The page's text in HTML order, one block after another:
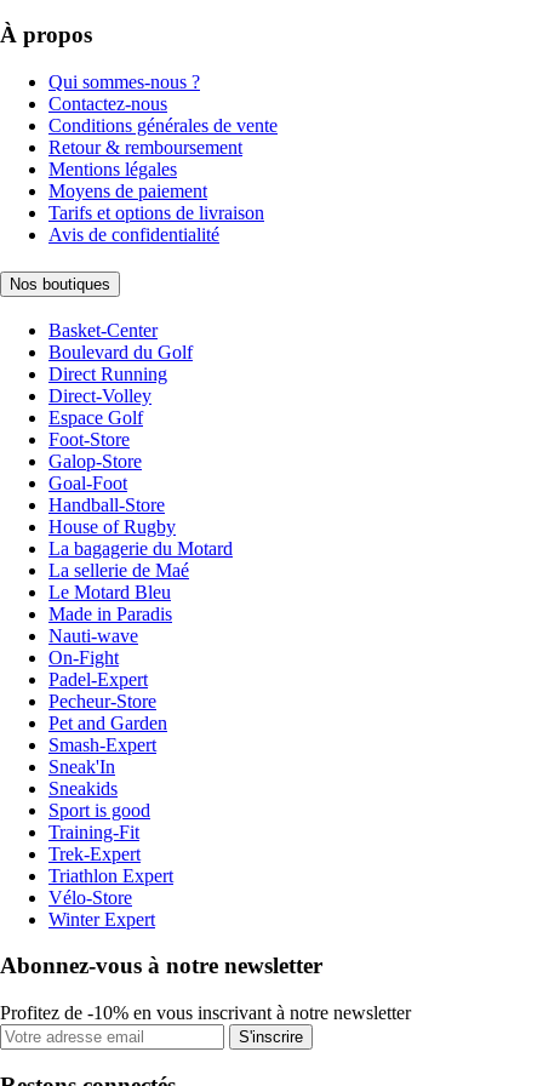
À propos
Qui sommes-nous ?
Contactez-nous
Conditions générales de vente
Retour & remboursement
Mentions légales
Moyens de paiement
Tarifs et options de livraison
Avis de confidentialité
Nos boutiques
Basket-Center
Boulevard du Golf
Direct Running
Direct-Volley
Espace Golf
Foot-Store
Galop-Store
Goal-Foot
Handball-Store
House of Rugby
La bagagerie du Motard
La sellerie de Maé
Le Motard Bleu
Made in Paradis
Nauti-wave
On-Fight
Padel-Expert
Pecheur-Store
Pet and Garden
Smash-Expert
Sneak'In
Sneakids
Sport is good
Training-Fit
Trek-Expert
Triathlon Expert
Vélo-Store
Winter Expert
Abonnez-vous à notre newsletter
Profitez de -10% en vous inscrivant à notre newsletter
S'inscrire